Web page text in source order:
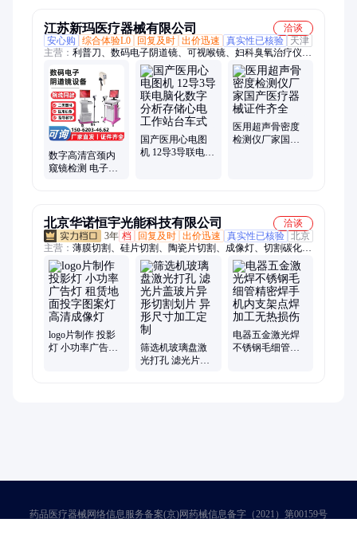
江苏新玛医疗器械有限公司
洽谈
安心购
综合体验L0 回复及时 出价迅速 真实性已核验
天津
主营： 利普刀、数码电子阴道镜、可视喉镜、妇科臭氧治疗仪、
乳腺治疗仪、脑电图检测仪、脉冲盆底康复仪、微波治疗仪、心
电图机、动态血压监测仪、彩超机、B超机、动态心电、红光治
疗仪、精子质量分析系统、前列腺治疗仪、经颅磁刺激仪、短波
治疗仪、电灼光治疗仪、经颅多普勒、电动检查椅、超声骨密度
仪、旋磁光子热疗仪、内窥镜摄像系统、盆腔炎治疗仪
数字高清宫颈内
窥镜检测 电子阴
国产医用心电图
机 12导3导联电脑
医用超声骨密度
检测仪厂家国产
北京华诺恒宇光能科技有限公司
洽谈
3年 档 回复及时 出价迅速 真实性已核验 北京
主营： 薄膜切割、硅片切割、陶瓷片切割、成像灯、切割碳化
硅、金属板、像阑片、遮光片、微孔片 针孔片、冲压件、石英
窗口片、仪器仪表、实验光栅、加工薄膜、定制狭缝片、不锈钢
片、微孔片、光阑叶片、PI垫片、超薄垫片、金属掩膜版、消光
发黑光阑、叉指电极、玻璃奖杯
logo片制作 投影
灯 小功率广告灯
筛选机玻璃盘激
光打孔 滤光片盖
电器五金激光焊
不锈钢毛细管精
药品医疗器械网络信息服务备案(京)网药械信息备字（2021）第00159号